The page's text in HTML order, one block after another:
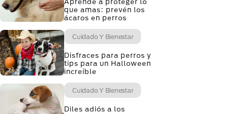
que amas: prevén los
ácaros en perros
Cuidado Y Bienestar
Disfraces para perros y
tips para un Halloween
increíble
Cuidado Y Bienestar
Diles adiós a los